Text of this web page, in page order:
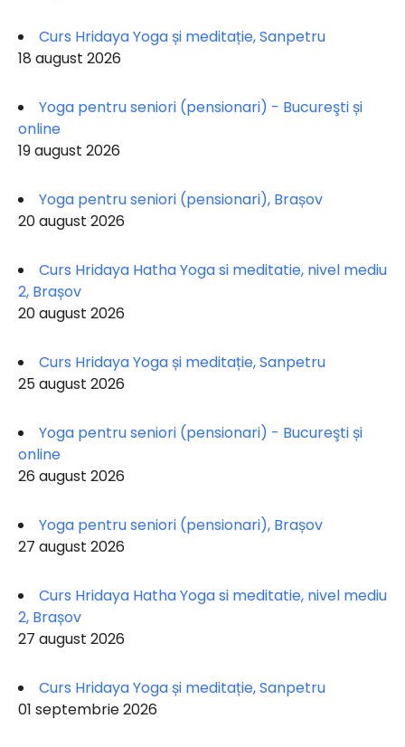
Curs Hridaya Yoga și meditație, Sanpetru
18 august 2026
Yoga pentru seniori (pensionari) - Bucureşti și
online
19 august 2026
Yoga pentru seniori (pensionari), Brașov
20 august 2026
Curs Hridaya Hatha Yoga si meditatie, nivel mediu
2, Brașov
20 august 2026
Curs Hridaya Yoga și meditație, Sanpetru
25 august 2026
Yoga pentru seniori (pensionari) - Bucureşti și
online
26 august 2026
Yoga pentru seniori (pensionari), Brașov
27 august 2026
Curs Hridaya Hatha Yoga si meditatie, nivel mediu
2, Brașov
27 august 2026
Curs Hridaya Yoga și meditație, Sanpetru
01 septembrie 2026